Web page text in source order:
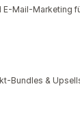
Mail-Marketing
Bundles &